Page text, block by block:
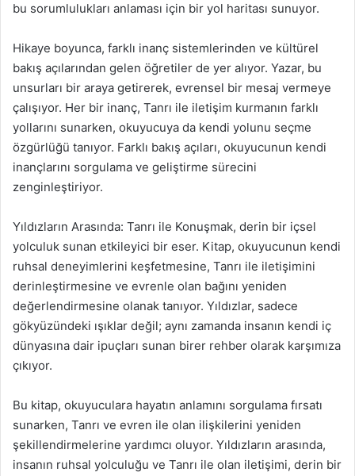
bu sorumlulukları anlaması için bir yol haritası sunuyor.
Hikaye boyunca, farklı inanç sistemlerinden ve kültürel
bakış açılarından gelen öğretiler de yer alıyor. Yazar, bu
unsurları bir araya getirerek, evrensel bir mesaj vermeye
çalışıyor. Her bir inanç, Tanrı ile iletişim kurmanın farklı
yollarını sunarken, okuyucuya da kendi yolunu seçme
özgürlüğü tanıyor. Farklı bakış açıları, okuyucunun kendi
inançlarını sorgulama ve geliştirme sürecini
zenginleştiriyor.
Yıldızların Arasında: Tanrı ile Konuşmak, derin bir içsel
yolculuk sunan etkileyici bir eser. Kitap, okuyucunun kendi
ruhsal deneyimlerini keşfetmesine, Tanrı ile iletişimini
derinleştirmesine ve evrenle olan bağını yeniden
değerlendirmesine olanak tanıyor. Yıldızlar, sadece
gökyüzündeki ışıklar değil; aynı zamanda insanın kendi iç
dünyasına dair ipuçları sunan birer rehber olarak karşımıza
çıkıyor.
Bu kitap, okuyuculara hayatın anlamını sorgulama fırsatı
sunarken, Tanrı ve evren ile olan ilişkilerini yeniden
şekillendirmelerine yardımcı oluyor. Yıldızların arasında,
insanın ruhsal yolculuğu ve Tanrı ile olan iletişimi, derin bir